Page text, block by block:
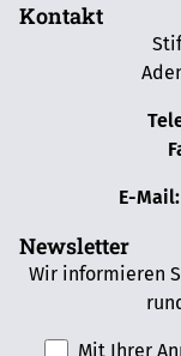
Kontakt
E-Mail:
Newsletter
Wir informieren
Mit Ihrer